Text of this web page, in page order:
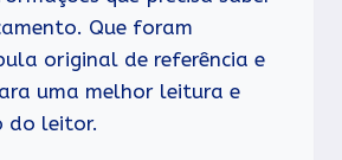
Que foram
original de referência e
uma melhor leitura e
do leitor.